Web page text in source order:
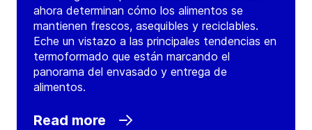
ahora determinan cómo los alimentos se
mantienen frescos, asequibles y reciclables.
Eche un vistazo a las principales tendencias en
termoformado que están marcando el
panorama del envasado y entrega de
alimentos.
Read more